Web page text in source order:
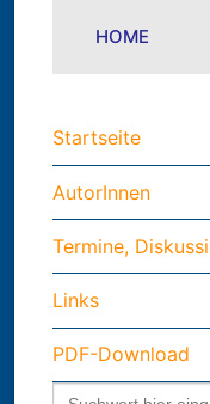
HOME
Startseite
AutorInnen
Termine,
Links
PDF-Download
Search